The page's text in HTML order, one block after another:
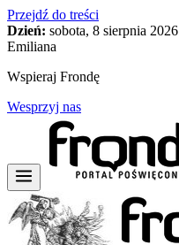
Przejdź do treści
Dzień: sobota, 8 sierpnia 2026
Emiliana
Wspieraj Frondę
Wesprzyj nas